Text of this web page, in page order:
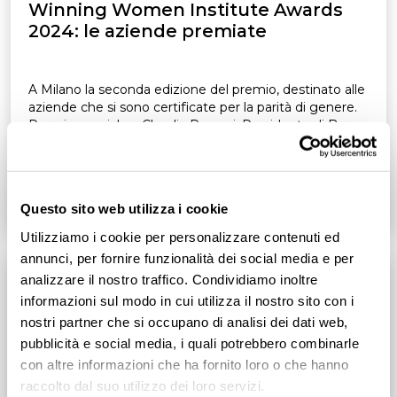
Questo sito web utilizza i cookie
Utilizziamo i cookie per personalizzare contenuti ed
annunci, per fornire funzionalità dei social media e per
analizzare il nostro traffico. Condividiamo inoltre
informazioni sul modo in cui utilizza il nostro sito con i
nostri partner che si occupano di analisi dei dati web,
pubblicità e social media, i quali potrebbero combinarle
con altre informazioni che ha fornito loro o che hanno
raccolto dal suo utilizzo dei loro servizi.
Winning Women Institute Awards
2024: le aziende premiate
A Milano la seconda edizione del premio, destinato alle
aziende che si sono certificate per la parità di genere.
Premio speciale a Claudia Parzani, Presidente di Borsa